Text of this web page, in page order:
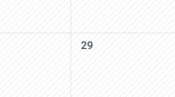
0
events,
29